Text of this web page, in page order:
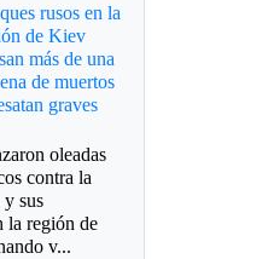
rusos en la
de Kiev
más de una
de muertos
graves
oleadas
contra la
sus
la región de
v...